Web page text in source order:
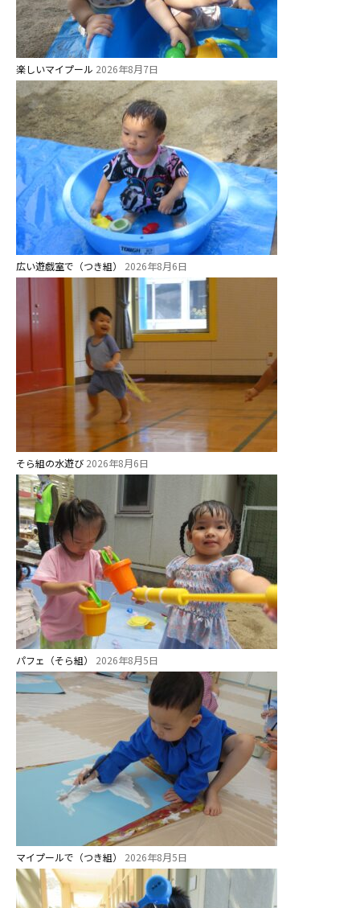
楽しいマイプール 2026年8月7日
広い遊戯室で（つき組） 2026年8月6日
そら組の水遊び 2026年8月6日
パフェ（そら組） 2026年8月5日
マイプールで（つき組） 2026年8月5日
グループ施設・
関係先リンク
学校法⼈鴨⾕学園 鳳幼稚園
学校法⼈諏訪森学園 諏訪森幼稚
園
⼤阪府私⽴幼稚園連盟
社会福祉法人野田福祉会